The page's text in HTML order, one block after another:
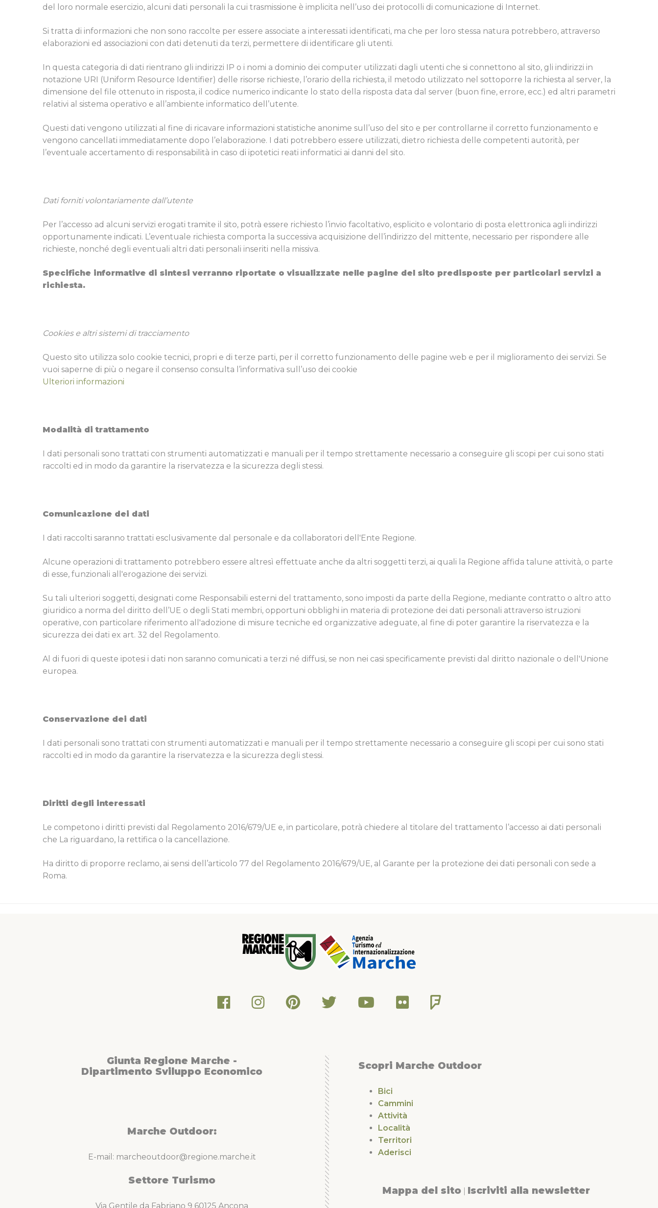
del loro normale esercizio, alcuni dati personali la cui trasmissione è implicita nell’uso dei protocolli di comunicazione di Internet.
Si tratta di informazioni che non sono raccolte per essere associate a interessati identificati, ma che per loro stessa natura potrebbero, attraverso
elaborazioni ed associazioni con dati detenuti da terzi, permettere di identificare gli utenti.
In questa categoria di dati rientrano gli indirizzi IP o i nomi a dominio dei computer utilizzati dagli utenti che si connettono al sito, gli indirizzi in
notazione URI (Uniform Resource Identifier) delle risorse richieste, l’orario della richiesta, il metodo utilizzato nel sottoporre la richiesta al server, la
dimensione del file ottenuto in risposta, il codice numerico indicante lo stato della risposta data dal server (buon fine, errore, ecc.) ed altri parametri
relativi al sistema operativo e all’ambiente informatico dell’utente.
Questi dati vengono utilizzati al fine di ricavare informazioni statistiche anonime sull’uso del sito e per controllarne il corretto funzionamento e
vengono cancellati immediatamente dopo l’elaborazione. I dati potrebbero essere utilizzati, dietro richiesta delle competenti autorità, per
l’eventuale accertamento di responsabilità in caso di ipotetici reati informatici ai danni del sito.
Dati forniti volontariamente dall’utente
Per l’accesso ad alcuni servizi erogati tramite il sito, potrà essere richiesto l’invio facoltativo, esplicito e volontario di posta elettronica agli indirizzi
opportunamente indicati. L’eventuale richiesta comporta la successiva acquisizione dell’indirizzo del mittente, necessario per rispondere alle
richieste, nonché degli eventuali altri dati personali inseriti nella missiva.
Specifiche informative di sintesi verranno riportate o visualizzate nelle pagine del sito predisposte per particolari servizi a
richiesta.
Cookies e altri sistemi di tracciamento
Questo sito utilizza solo cookie tecnici, propri e di terze parti, per il corretto funzionamento delle pagine web e per il miglioramento dei servizi. Se
vuoi saperne di più o negare il consenso consulta l’informativa sull’uso dei cookie
Ulteriori informazioni
Modalità di trattamento
I dati personali sono trattati con strumenti automatizzati e manuali per il tempo strettamente necessario a conseguire gli scopi per cui sono stati
raccolti ed in modo da garantire la riservatezza e la sicurezza degli stessi.
Comunicazione dei dati
I dati raccolti saranno trattati esclusivamente dal personale e da collaboratori dell'Ente Regione.
Alcune operazioni di trattamento potrebbero essere altresì effettuate anche da altri soggetti terzi, ai quali la Regione affida talune attività, o parte
di esse, funzionali all'erogazione dei servizi.
Su tali ulteriori soggetti, designati come Responsabili esterni del trattamento, sono imposti da parte della Regione, mediante contratto o altro atto
giuridico a norma del diritto dell’UE o degli Stati membri, opportuni obblighi in materia di protezione dei dati personali attraverso istruzioni
operative, con particolare riferimento all'adozione di misure tecniche ed organizzative adeguate, al fine di poter garantire la riservatezza e la
sicurezza dei dati ex art. 32 del Regolamento.
Al di fuori di queste ipotesi i dati non saranno comunicati a terzi né diffusi, se non nei casi specificamente previsti dal diritto nazionale o dell'Unione
europea.
Conservazione dei dati
I dati personali sono trattati con strumenti automatizzati e manuali per il tempo strettamente necessario a conseguire gli scopi per cui sono stati
raccolti ed in modo da garantire la riservatezza e la sicurezza degli stessi.
Diritti degli interessati
Le competono i diritti previsti dal Regolamento 2016/679/UE e, in particolare, potrà chiedere al titolare del trattamento l’accesso ai dati personali
che La riguardano, la rettifica o la cancellazione.
Ha diritto di proporre reclamo, ai sensi dell’articolo 77 del Regolamento 2016/679/UE, al Garante per la protezione dei dati personali con sede a
Roma.
Giunta Regione Marche -
Dipartimento Sviluppo Economico
Marche Outdoor:
E-mail: marcheoutdoor@regione.marche.it
Settore Turismo
Via Gentile da Fabriano 9 60125 Ancona
Scopri Marche Outdoor
Bici
Cammini
Attività
Località
Territori
Aderisci
Mappa del sito Iscriviti alla newsletter